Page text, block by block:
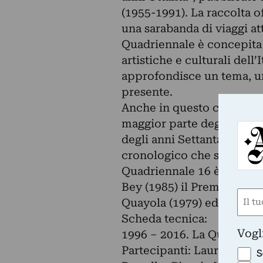
(1955-1991). La raccolta
una sarabanda di viaggi
Quadriennale è
artistiche e culturali
approfondisce un tema,
presente.
Anche in questo caso, la
maggior parte degli
degli anni Settanta e la
cronologico che si
Quadriennale 16 è stato
Bey (1985) il Premio illy
Quayola (1979) ed Alek O.
Scheda tecnica:
1996 – 2016. La
Partecipanti: Laura
Nome